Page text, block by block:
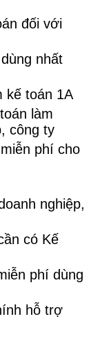
đối với
nhất
kế toán 1A
làm
công ty
phí cho
nghiệp,
có Kế
phí dùng
hỗ trợ